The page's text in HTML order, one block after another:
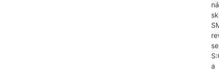
se
a